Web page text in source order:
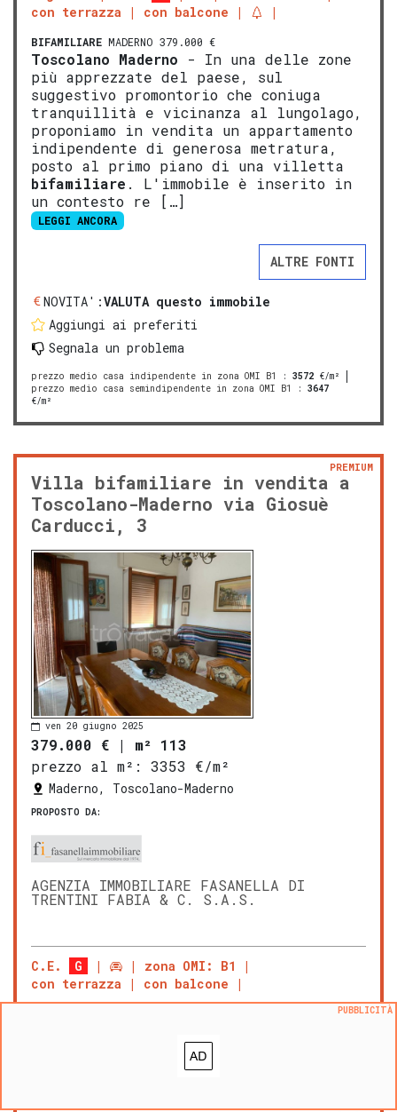
con terrazza
con balcone
BIFAMILIARE MADERNO 379.000 €
Toscolano Maderno - In una delle zone
più apprezzate del paese, sul
suggestivo promontorio che coniuga
tranquillità e vicinanza al lungolago,
proponiamo in vendita un appartamento
indipendente di generosa metratura,
posto al primo piano di una villetta
bifamiliare . L'immobile è inserito in
un contesto re […]
LEGGI ANCORA
ALTRE FONTI
NOVITA':VALUTA questo immobile
Aggiungi ai preferiti
Segnala un problema
prezzo medio casa indipendente in zona OMI B1 : 3572 €/m²
prezzo medio casa semindipendente in zona OMI B1
: 3647
€/m²
Villa bifamiliare in vendita a
Toscolano-Maderno via Giosuè
Carducci, 3
PREMIUM
ven 20 giugno 2025
379.000 € | m² 113
prezzo al m²:
3353 €/m²
Maderno, Toscolano-Maderno
PROPOSTO DA:
AGENZIA IMMOBILIARE FASANELLA DI
TRENTINI FABIA & C. S.A.S.
C.E. G
zona OMI: B1
con terrazza
con balcone
Agenzia Fasanella propone in Vendita
bifamiliare
piacerebbe abitare a due passi dal
PUBBLICITÀ